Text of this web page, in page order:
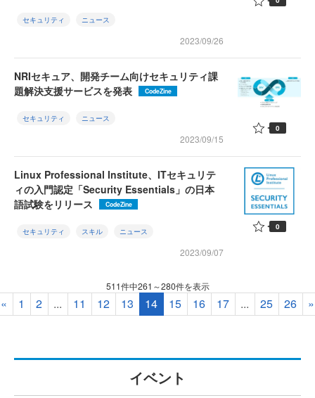
セキュリティ ニュース
2023/09/26
NRIセキュア、開発チーム向けセキュリティ課
題解決支援サービスを発表
CodeZine
セキュリティ ニュース
2023/09/15
0
Linux Professional Institute、ITセキュリテ
ィの入門認定「Security Essentials」の日本
語試験をリリース
CodeZine
セキュリティ スキル ニュース
2023/09/07
0
511件中261～280件を表示
« 1 2 ... 11 12 13 14 15 16 17 ... 25 26 »
イベント